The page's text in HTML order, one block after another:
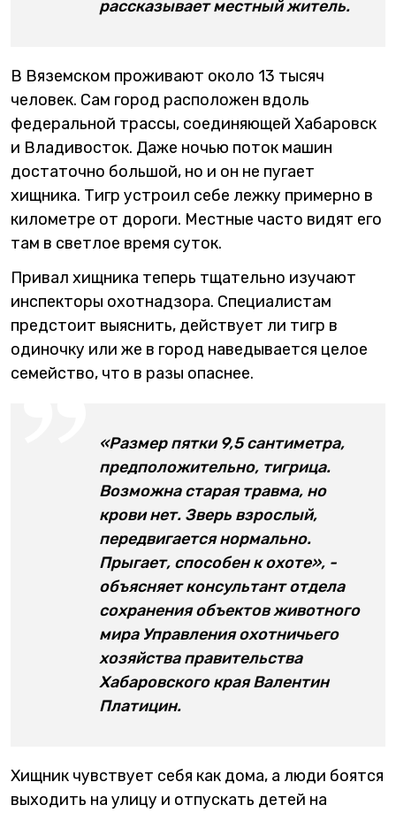
рассказывает местный житель.
В Вяземском проживают около 13 тысяч
человек. Сам город расположен вдоль
федеральной трассы, соединяющей Хабаровск
и Владивосток. Даже ночью поток машин
достаточно большой, но и он не пугает
хищника. Тигр устроил себе лежку примерно в
километре от дороги. Местные часто видят его
там в светлое время суток.
Привал хищника теперь тщательно изучают
инспекторы охотнадзора. Специалистам
предстоит выяснить, действует ли тигр в
одиночку или же в город наведывается целое
семейство, что в разы опаснее.
«Размер пятки 9,5 сантиметра,
предположительно, тигрица.
Возможна старая травма, но
крови нет. Зверь взрослый,
передвигается нормально.
Прыгает, способен к охоте», -
объясняет консультант отдела
сохранения объектов животного
мира Управления охотничьего
хозяйства правительства
Хабаровского края Валентин
Платицин.
Хищник чувствует себя как дома, а люди боятся
выходить на улицу и отпускать детей на